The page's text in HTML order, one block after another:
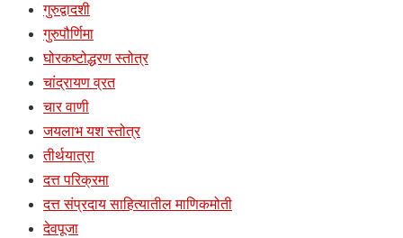
गुरुद्वादशी
गुरुपौर्णिमा
घोरकष्टोद्धरण स्तोत्र
चांद्रायण व्रत
चार वाणी
जयलाभ यश स्तोत्र
तीर्थयात्रा
दत्त परिक्रमा
दत्त संप्रदाय साहित्यातील माणिकमोती
देवपूजा